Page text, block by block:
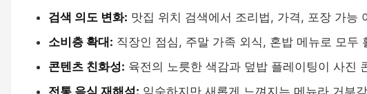
검색 의도 변화: 맛집 위치 검색에서 조리법, 가격, 포장 가능
소비층 확대: 직장인 점심, 주말 가족 외식, 혼밥 메뉴로 모두
콘텐츠 친화성: 육전의 노릇한 색감과 덮밥 플레이팅이 사진
전통 음식 재해석: 익숙하지만 새롭게 느껴지는 메뉴라 거부